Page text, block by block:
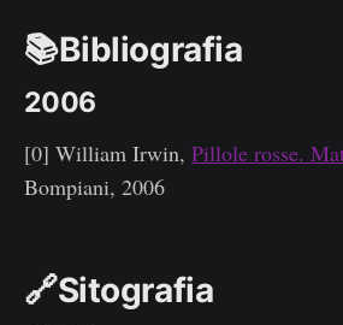
📚Bibliografia
2006
[0] William Irwin, Pillole rosse.
Bompiani, 2006
🔗Sitografia